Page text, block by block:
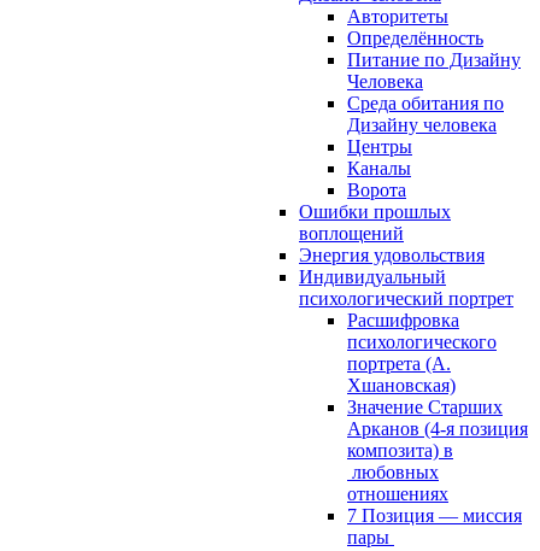
Авторитеты
Определённость
Питание по Дизайну
Человека
Среда обитания по
Дизайну человека
Центры
Каналы
Ворота
Ошибки прошлых
воплощений
Энергия удовольствия
Индивидуальный
психологический портрет
Расшифровка
психологического
портрета (А.
Хшановская)
Значение Старших
Арканов (4-я позиция
композита) в
любовных
отношениях
7 Позиция — миссия
пары